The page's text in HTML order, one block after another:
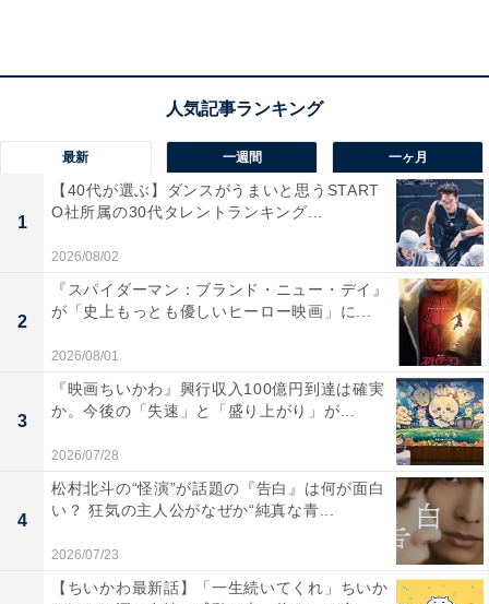
最新 一週間 一ヶ月
1
【40代が選ぶ】ダンスがうまいと思うSTART
O社所属の30代タレントランキング...
2026/08/02
2
『スパイダーマン：ブランド・ニュー・デイ』
が「史上もっとも優しいヒーロー映画」に...
2026/08/01
3
『映画ちいかわ』興行収入100億円到達は確実
か。今後の「失速」と「盛り上がり」が...
2026/07/28
4
松村北斗の“怪演”が話題の『告白』は何が面白
い？ 狂気の主人公がなぜか“純真な青...
2026/07/23
【ちいかわ最新話】「一生続いてくれ」ちいか